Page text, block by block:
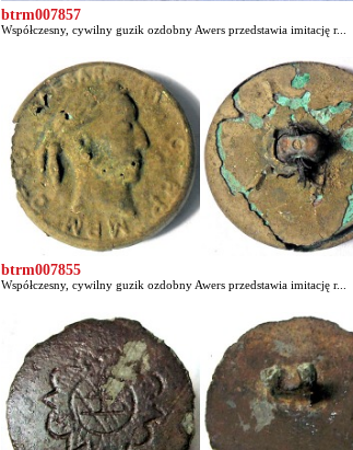
btrm007857
Współczesny, cywilny guzik ozdobny Awers przedstawia imitację r...
btrm007855
Współczesny, cywilny guzik ozdobny Awers przedstawia imitację r...